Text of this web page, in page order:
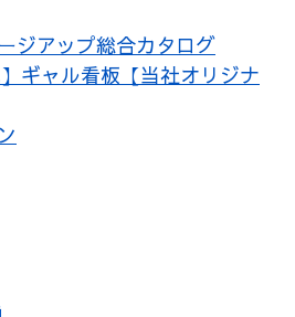
ジアップ総合カタログ
】ギャル看板【当社オリジナ